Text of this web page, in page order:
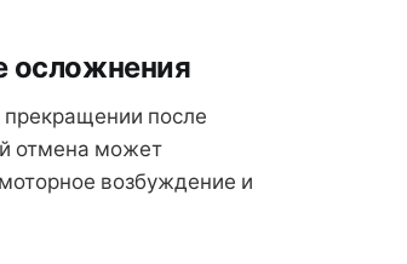
осложнения
после
отмена может
возбуждение и